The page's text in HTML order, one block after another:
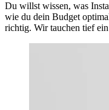
Du willst wissen, was
wie du dein Budget
richtig. Wir tauchen tief